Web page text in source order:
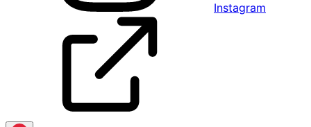
Instagram